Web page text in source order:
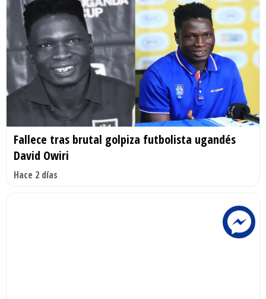
Fallece tras brutal golpiza futbolista ugandés
David Owiri
Hace 2 días